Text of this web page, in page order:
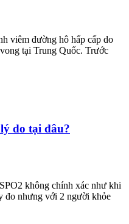
viêm đường hô hấp cấp do
tại Trung Quốc. Trước
do tại đâu?
không chính xác như khi
đo nhưng với 2 người khỏe